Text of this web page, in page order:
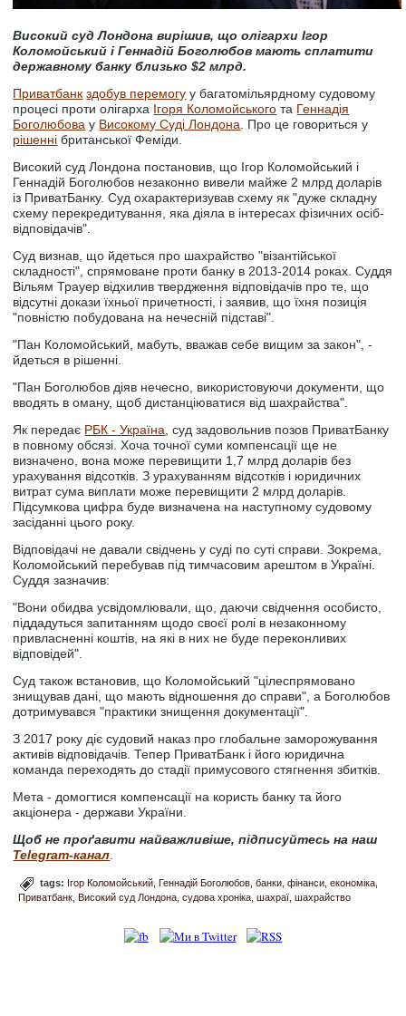
Високий суд Лондона вирішив, що олігархи Ігор
Коломойський і Геннадій Боголюбов мають сплатити
державному банку близько $2 млрд.
Приватбанк здобув перемогу у багатомільярдному судовому
процесі проти олігарха Ігоря Коломойського та Геннадія
Боголюбова у Високому Суді Лондона . Про це говориться у
рішенні британської Феміди.
Високий суд Лондона постановив, що Ігор Коломойський і
Геннадій Боголюбов незаконно вивели майже 2 млрд доларів
із ПриватБанку. Суд охарактеризував схему як "дуже складну
схему перекредитування, яка діяла в інтересах фізичних осіб-
відповідачів".
Суд визнав, що йдеться про шахрайство "візантійської
складності", спрямоване проти банку в 2013-2014 роках. Суддя
Вільям Трауер відхилив твердження відповідачів про те, що
відсутні докази їхньої причетності, і заявив, що їхня позиція
"повністю побудована на нечесній підставі".
"Пан Коломойський, мабуть, вважав себе вищим за закон", -
йдеться в рішенні.
"Пан Боголюбов діяв нечесно, використовуючи документи, що
вводять в оману, щоб дистанціюватися від шахрайства".
Як передає РБК - Україна , суд задовольнив позов ПриватБанку
в повному обсязі. Хоча точної суми компенсації ще не
визначено, вона може перевищити 1,7 млрд доларів без
урахування відсотків. З урахуванням відсотків і юридичних
витрат сума виплати може перевищити 2 млрд доларів.
Підсумкова цифра буде визначена на наступному судовому
засіданні цього року.
Відповідачі не давали свідчень у суді по суті справи. Зокрема,
Коломойський перебував під тимчасовим арештом в Україні.
Суддя зазначив:
"Вони обидва усвідомлювали, що, даючи свідчення особисто,
піддадуться запитанням щодо своєї ролі в незаконному
привласненні коштів, на які в них не буде переконливих
відповідей".
Суд також встановив, що Коломойський "цілеспрямовано
знищував дані, що мають відношення до справи", а Боголюбов
дотримувався "практики знищення документації".
З 2017 року діє судовий наказ про глобальне заморожування
активів відповідачів. Тепер ПриватБанк і його юридична
команда переходять до стадії примусового стягнення збитків.
Мета - домогтися компенсації на користь банку та його
акціонера - держави України.
Щоб не проґавити найважливіше, підписуйтесь на наш
Telegram-канал
tags: Ігор Коломойський Геннадій Боголюбов банки фінанси економіка
Приватбанк Високий суд Лондона судова хроніка шахраї шахрайство